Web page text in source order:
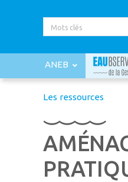
ANEB
Les ressources